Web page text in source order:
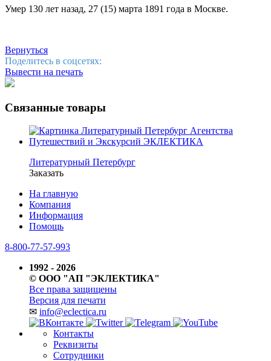
Умер 130 лет назад, 27 (15) марта 1891 года в Москве.
Вернуться
Поделитесь в соцсетях:
Вывести на печать
Связанные товары
Литературный Петербург
Заказать
На главную
Компания
Информация
Помощь
8-800-77-57-993
1992 - 2026
© ООО "АП "ЭКЛЕКТИКА"
Все права защищены
Версия для печати
✉ info@eclectica.ru
Контакты
Реквизиты
Сотрудники